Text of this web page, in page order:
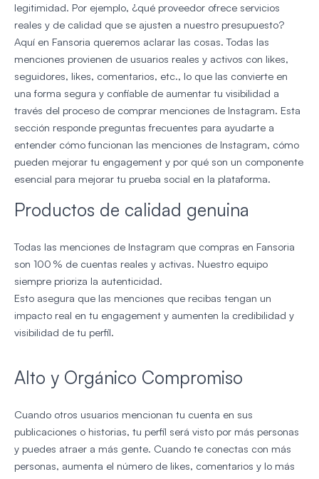
legitimidad. Por ejemplo, ¿qué proveedor ofrece servicios
reales y de calidad que se ajusten a nuestro presupuesto?
Aquí en Fansoria queremos aclarar las cosas. Todas las
menciones provienen de usuarios reales y activos con likes,
seguidores, likes, comentarios, etc., lo que las convierte en
una forma segura y confiable de aumentar tu visibilidad a
través del proceso de comprar menciones de Instagram. Esta
sección responde preguntas frecuentes para ayudarte a
entender cómo funcionan las menciones de Instagram, cómo
pueden mejorar tu engagement y por qué son un componente
esencial para mejorar tu prueba social en la plataforma.
Productos de calidad genuina
Todas las menciones de Instagram que compras en Fansoria
son 100 % de cuentas reales y activas. Nuestro equipo
siempre prioriza la autenticidad.
Esto asegura que las menciones que recibas tengan un
impacto real en tu engagement y aumenten la credibilidad y
visibilidad de tu perfil.
Alto y Orgánico Compromiso
Cuando otros usuarios mencionan tu cuenta en sus
publicaciones o historias, tu perfil será visto por más personas
y puedes atraer a más gente. Cuando te conectas con más
personas, aumenta el número de likes, comentarios y lo más